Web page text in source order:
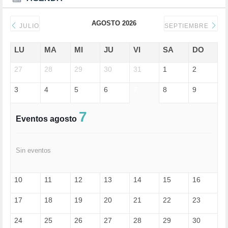
DERECHOS SOCIALES (739)
DONALD TRUMP (81)
EDGAR MORIN (1)
EMIGRACIÓN (4)
ESPECULACIÓN (2)
FELICIDAD (1)
FRANCISCO (5)
GUERRA (133)
HUMOR (1)
IA (1)
JULIO AGOSTO 2026 SEPTIEMBRE
LU MA MI JU VI SA DO
27 28 29 30 31 1 2
3 4 5 6 8 9
Eventos agosto 7
Sin eventos
10 11 12 13 14 15 16
17 18 19 20 21 22 23
24 25 26 27 28 29 30